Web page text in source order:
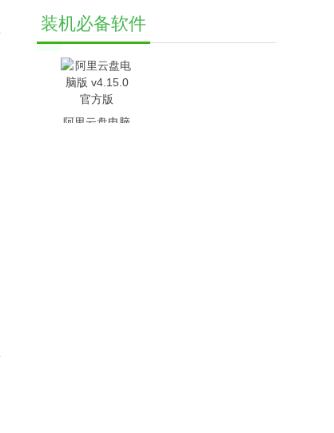
装机必备软件
阿里云盘电脑